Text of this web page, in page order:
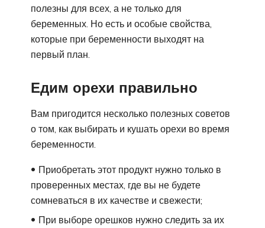
полезны для всех, а не только для
беременных. Но есть и особые свойства,
которые при беременности выходят на
первый план.
Едим орехи правильно
Вам пригодится несколько полезных советов
о том, как выбирать и кушать орехи во время
беременности.
Приобретать этот продукт нужно только в
проверенных местах, где вы не будете
сомневаться в их качестве и свежести;
При выборе орешков нужно следить за их